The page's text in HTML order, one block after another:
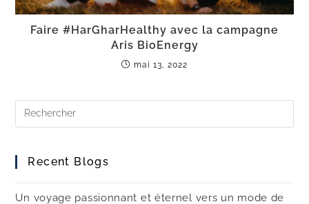
Faire #HarGharHealthy avec la campagne
Aris BioEnergy
mai 13, 2022
Recent Blogs
Un voyage passionnant et éternel vers un mode de